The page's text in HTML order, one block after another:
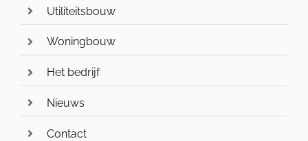
Utiliteitsbouw
Woningbouw
Het bedrijf
Nieuws
Contact